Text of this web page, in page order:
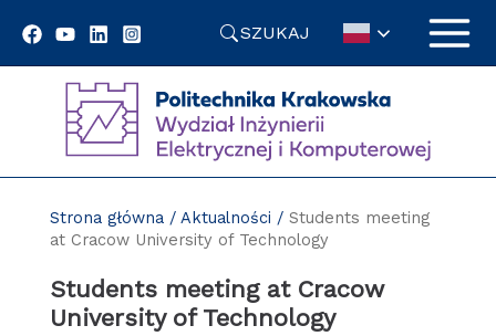
SZUKAJ
Strona główna/ Aktualności / Students meeting
at Cracow University of Technology
Students meeting at Cracow
University of Technology